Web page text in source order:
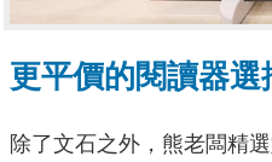
更平價的閱讀器選
除了文石之外，熊老闆精